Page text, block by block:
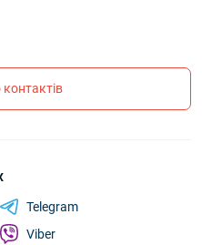
Telegram
Viber